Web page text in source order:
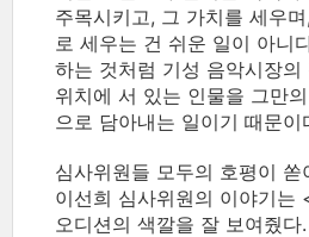
주목시키고, 그 가치를 세우
로 세우는 건 쉬운 일이 아니
하는 것처럼 기성 음악시장
위치에 서 있는 인물을 그만
으로 담아내는 일이기 때문이
심사위원들 모두의 호평이
이선희 심사위원의 이야기는
오디션의 색깔을 잘 보여줬다